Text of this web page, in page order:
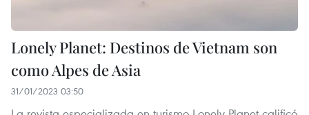
Lonely Planet: Destinos de Vietnam son
como Alpes de Asia
31/01/2023 03:50